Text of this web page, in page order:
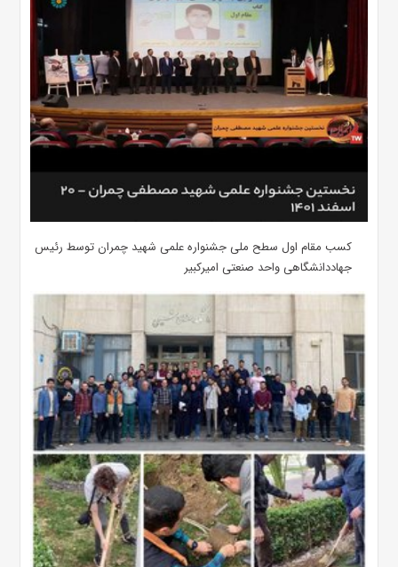
کسب مقام اول سطح ملی جشنواره علمی شهید چمران توسط رئیس
جهاددانشگاهی واحد صنعتی امیرکبیر